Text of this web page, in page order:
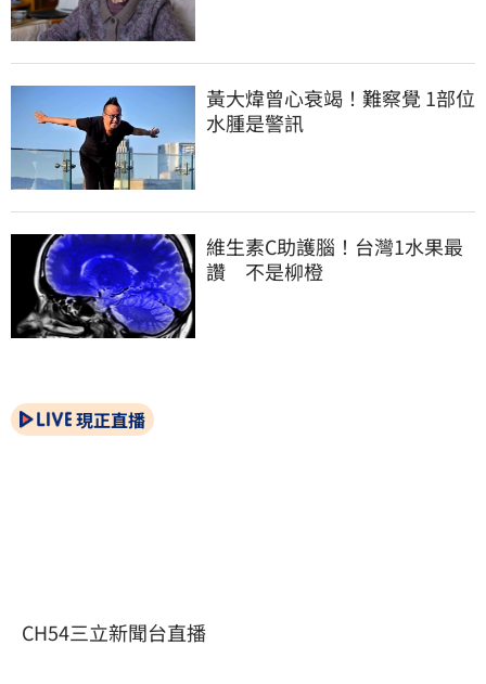
黃大煒曾心衰竭！難察覺 1部位
水腫是警訊
維生素C助護腦！台灣1水果最
讚　不是柳橙
現正直播
CH54三立新聞台直播